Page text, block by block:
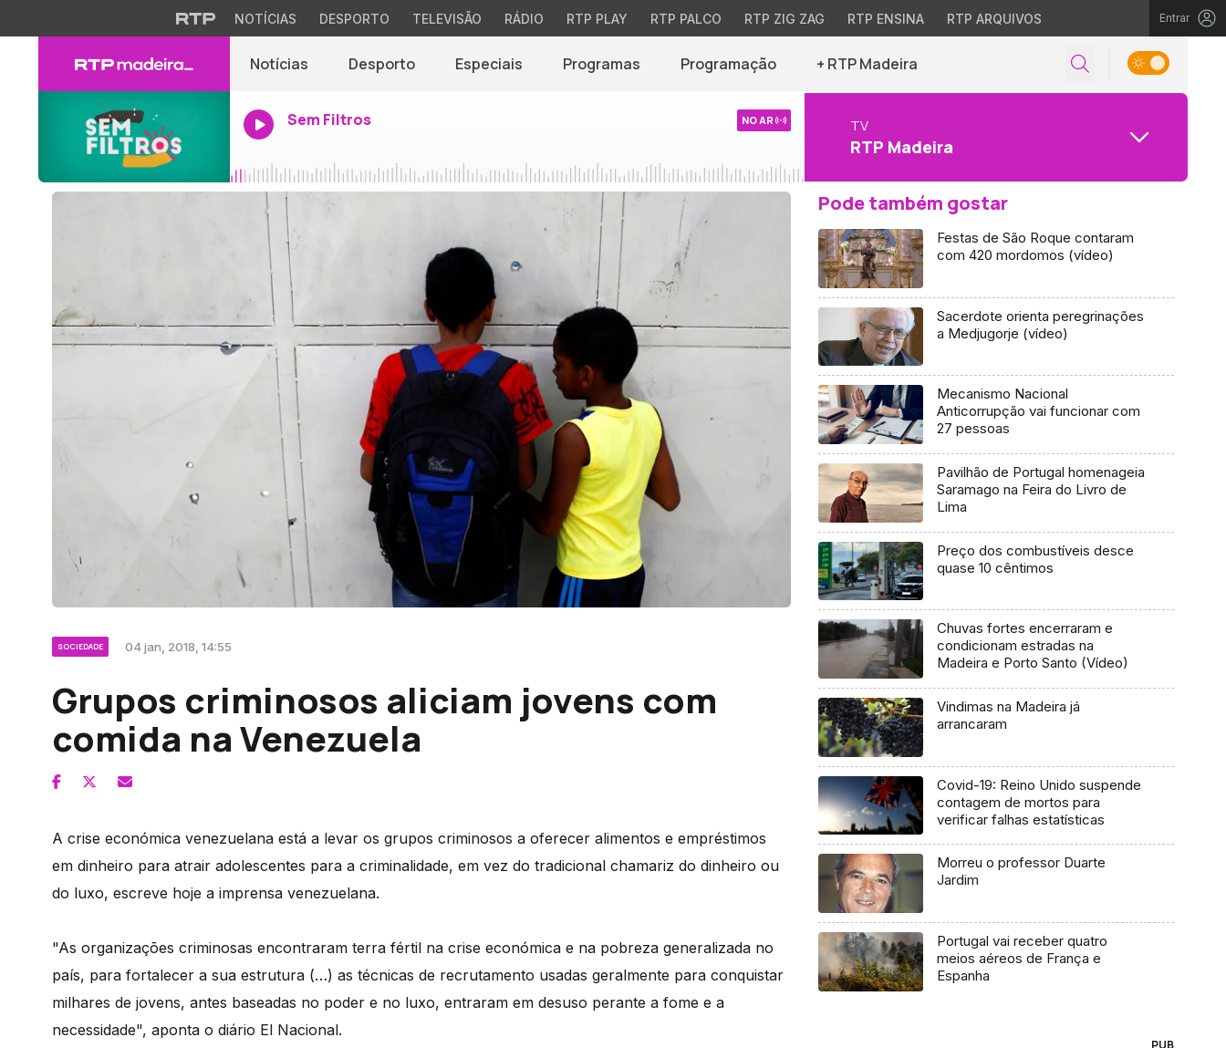
NOTÍCIAS DESPORTO TELEVISÃO RÁDIO RTP PLAY RTP PALCO RTP ZIG ZAG RTP ENSINA RTP ARQUIVOS Entrar
Notícias Desporto Especiais Programas Programação + RTP Madeira
Sem Filtros NO AR TV
RTP Madeira
SOCIEDADE 04 jan, 2018, 14:55
Grupos criminosos aliciam jovens com
comida na Venezuela
A crise económica venezuelana está a levar os grupos criminosos a oferecer alimentos e empréstimos
em dinheiro para atrair adolescentes para a criminalidade, em vez do tradicional chamariz do dinheiro ou
do luxo, escreve hoje a imprensa venezuelana.
"As organizações criminosas encontraram terra fértil na crise económica e na pobreza generalizada no
país, para fortalecer a sua estrutura (…) as técnicas de recrutamento usadas geralmente para conquistar
milhares de jovens, antes baseadas no poder e no luxo, entraram em desuso perante a fome e a
necessidade", aponta o diário El Nacional.
Pode também gostar
Festas de São Roque contaram
com 420 mordomos (vídeo)
Sacerdote orienta peregrinações
a Medjugorje (vídeo)
Mecanismo Nacional
Anticorrupção vai funcionar com
27 pessoas
Pavilhão de Portugal homenageia
Saramago na Feira do Livro de
Lima
Preço dos combustíveis desce
quase 10 cêntimos
Chuvas fortes encerraram e
condicionam estradas na
Madeira e Porto Santo (Vídeo)
Vindimas na Madeira já
arrancaram
Covid-19: Reino Unido suspende
contagem de mortos para
verificar falhas estatísticas
Morreu o professor Duarte
Jardim
Portugal vai receber quatro
meios aéreos de França e
Espanha
PUB